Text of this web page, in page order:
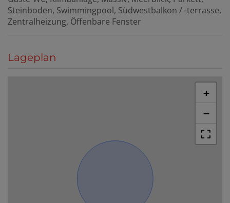
Steinboden Swimmingpool Südwestbalkon / -terrasse
Zentralheizung Öffenbare Fenster
Lageplan
+
−